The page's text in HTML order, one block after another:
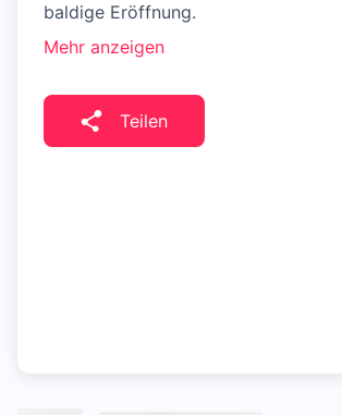
baldige Eröffnung.
Mehr anzeigen
Teilen